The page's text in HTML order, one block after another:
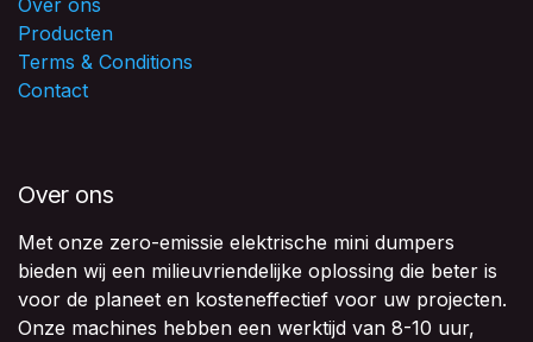
Over ons
Producten
Terms & Conditions
Contact
Over ons
Met onze zero-emissie elektrische mini dumpers
bieden wij een milieuvriendelijke oplossing die beter is
voor de planeet en kosteneffectief voor uw projecten.
Onze machines hebben een werktijd van 8-10 uur,